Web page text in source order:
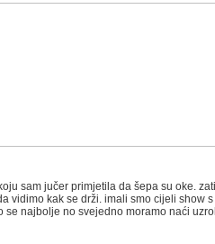
sam jučer primjetila da šepa su oke.
kak se drži. imali smo cijeli show
najbolje no svejedno moramo naći